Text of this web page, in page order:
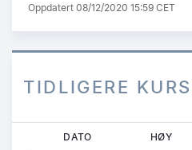
Oppdatert 08/12/2020 15:59 CET
TIDLIGERE
DATO HØY